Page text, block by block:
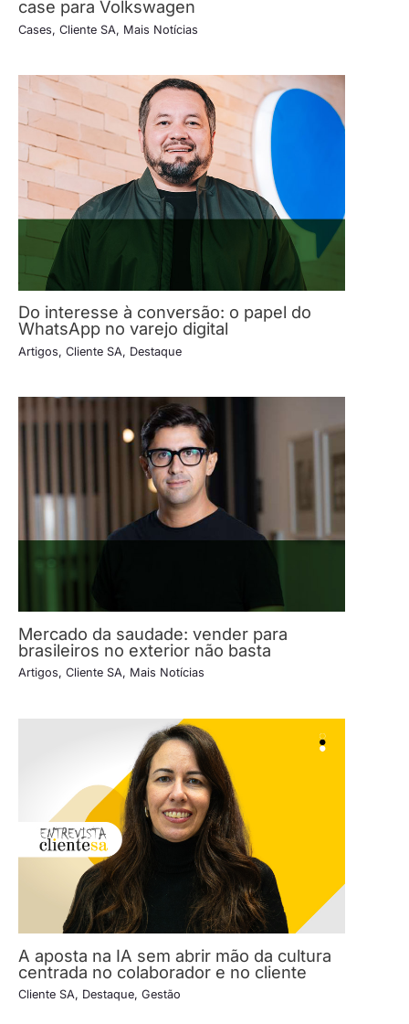
case para Volkswagen
Cases, Cliente SA, Mais Notícias
Do interesse à conversão: o papel do
WhatsApp no varejo digital
Artigos, Cliente SA, Destaque
Mercado da saudade: vender para
brasileiros no exterior não basta
Artigos, Cliente SA, Mais Notícias
A aposta na IA sem abrir mão da cultura
centrada no colaborador e no cliente
Cliente SA, Destaque, Gestão